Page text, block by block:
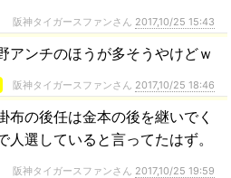
阪神タイガースファンさん 2017,10/25 15:43
アンチのほうが多そうやけどｗ
阪神タイガースファンさん 2017,10/25 18:46
布の後任は金本の後を継いでく
人選していると言ってたはず。
阪神タイガースファンさん 2017,10/25 19:59